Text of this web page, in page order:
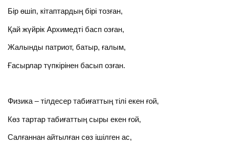
Бір өшіп, кітаптардың бірі тозған,
Қай жүйрік Архимедті басп озған,
Жалынды патриот, батыр, ғалым,
Ғасырлар түпкірінен басып озған.
Физика – тілдесер табиғаттың тілі екен ғой,
Көз тартар табиғаттың сыры екен ғой,
Салғаннан айтылған сөз ішілген ас,